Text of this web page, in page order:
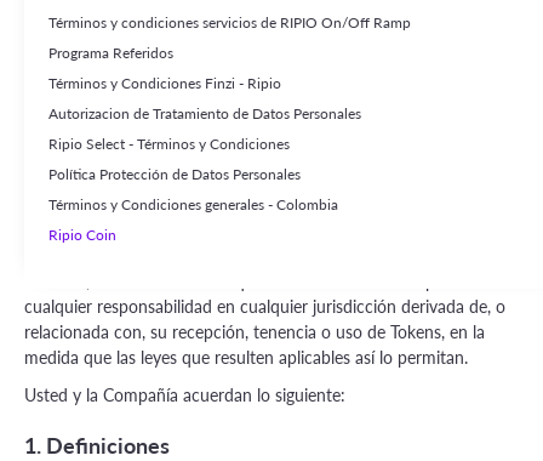
Términos y condiciones servicios de RIPIO On/Off Ramp
Programa Referidos
Términos y Condiciones Finzi - Ripio
Autorizacion de Tratamiento de Datos Personales
Ripio Select - Términos y Condiciones
Política Protección de Datos Personales
Términos y Condiciones generales - Colombia
Ripio Coin
derecho a recibir Tokens. Sin embargo, al recibir los Tokens
durante el Airdrop, usted está obligado a cumplir estos Términos y
todos los términos incorporados por referencia.
Si en algún momento no está de acuerdo con estos Términos o no
puede cumplirlos, deberá notificarlo inmediatamente a la
Compañía, abstenerse de utilizar los Tokens y devolverlos a la
Compañía. Usted acepta que la Compañía puede, en cualquier
cualquier responsabilidad en cualquier jurisdicción derivada de, o
relacionada con, su recepción, tenencia o uso de Tokens, en la
medida que las leyes que resulten aplicables así lo permitan.
Usted y la Compañía acuerdan lo siguiente:
1. Definiciones